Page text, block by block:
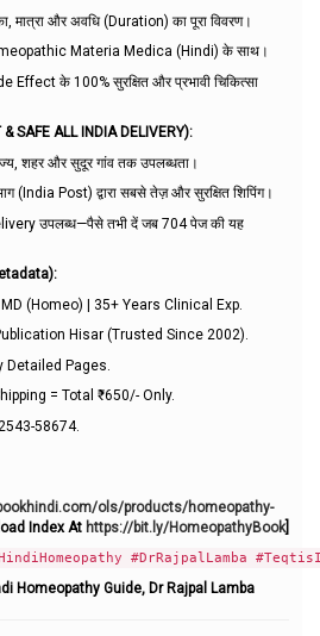
मात्रा और अवधि (Duration) का पूरा विवरण।
Materia Medica (Hindi) के साथ।
Effect के 100% सुरक्षित और प्रभावी चिकित्सा
& SAFE ALL INDIA DELIVERY):
शहर और सुदूर गांव तक उपलब्धता।
(India Post) द्वारा सबसे तेज़ और सुरक्षित शिपिंग।
उपलब्ध—पैसे तभी दें जब 704 पेज की यह
(Homeo) | 35+ Years Clinical Exp.
Hisar (Trusted Since 2002).
Detailed Pages.
= Total ₹650/- Only.
58674.
ols/products/homeopathy-
Index At https://bit.ly/HomeopathyBook]
#DrRajpalLamba
Homeopathy Guide, Dr Rajpal Lamba